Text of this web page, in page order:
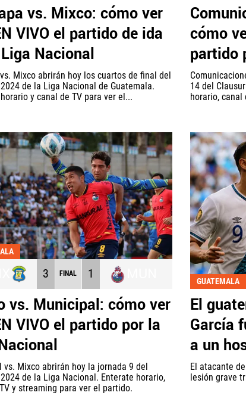
vs. Mixco: cómo ver
VIVO el partido de ida
Nacional
Mixco abrirán hoy los cuartos de final del
de la Liga Nacional de Guatemala.
y canal de TV para ver el...
cómo
partido
14 del
horario, canal
3 FINAL 1
vs. Municipal: cómo ver
VIVO el partido por la
vs. Mixco abrirán hoy la jornada 9 del
de la Liga Nacional. Enterate horario,
y streaming para ver el partido.
GUATEMALA
El
García
a un
El atacante
lesión grave